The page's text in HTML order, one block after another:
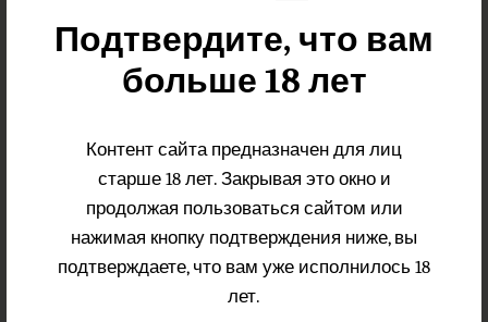
побережье Каспийского моря, где находится город
Баку, столица Азербайджана. Этот регион славится
своим богатым культурным наследием и
Этикетка
Этикетка коньяка "Абшерон Шараб Шестилетний"
использованием золотого геля. Она отражает
Подтвердите, что вам
больше 18 лет
Контент сайта предназначен для лиц
старше 18 лет. Закрывая это окно и
продолжая пользоваться сайтом или
нажимая кнопку подтверждения ниже, вы
подтверждаете, что вам уже исполнилось 18
лет.